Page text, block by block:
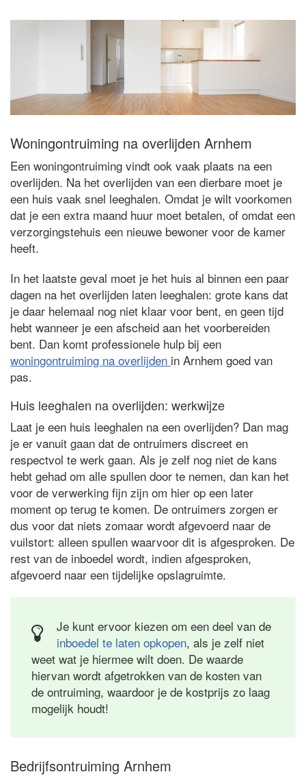
Woningontruiming na overlijden Arnhem
Een woningontruiming vindt ook vaak plaats na een
overlijden. Na het overlijden van een dierbare moet je
een huis vaak snel leeghalen. Omdat je wilt voorkomen
dat je een extra maand huur moet betalen, of omdat een
verzorgingstehuis een nieuwe bewoner voor de kamer
heeft.
In het laatste geval moet je het huis al binnen een paar
dagen na het overlijden laten leeghalen: grote kans dat
je daar helemaal nog niet klaar voor bent, en geen tijd
hebt wanneer je een afscheid aan het voorbereiden
bent. Dan komt professionele hulp bij een
woningontruiming na overlijden in Arnhem goed van
pas.
Huis leeghalen na overlijden: werkwijze
Laat je een huis leeghalen na een overlijden? Dan mag
je er vanuit gaan dat de ontruimers discreet en
respectvol te werk gaan. Als je zelf nog niet de kans
hebt gehad om alle spullen door te nemen, dan kan het
voor de verwerking fijn zijn om hier op een later
moment op terug te komen. De ontruimers zorgen er
dus voor dat niets zomaar wordt afgevoerd naar de
vuilstort: alleen spullen waarvoor dit is afgesproken. De
rest van de inboedel wordt, indien afgesproken,
afgevoerd naar een tijdelijke opslagruimte.
Je kunt ervoor kiezen om een deel van de
inboedel te laten opkopen, als je zelf niet
weet wat je hiermee wilt doen. De waarde
hiervan wordt afgetrokken van de kosten van
de ontruiming, waardoor je de kostprijs zo laag
mogelijk houdt!
Bedrijfsontruiming Arnhem